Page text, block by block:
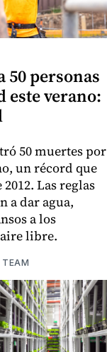
50 personas
este verano:
50 muertes por
un récord que
Las reglas
a dar agua,
a los
libre.